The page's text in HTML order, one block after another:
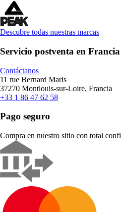
Descubre todas nuestras marcas
Servicio postventa en Francia
Contáctanos
11 rue Bernard Maris
37270 Montlouis-sur-Loire, Francia
+33 1 86 47 62 58
Pago seguro
Compra en nuestro sitio con total